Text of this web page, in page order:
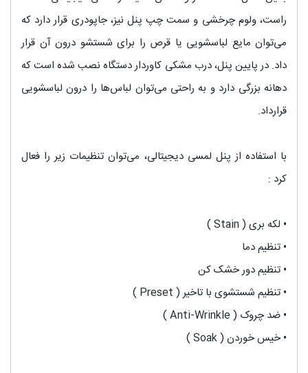
راست، ولوم چرخشی و سمت چپ پنل نیز، جاپودری قرار دارد که
می‌توان مایع لباسشویی یا قرص را برای شستشو درون آن قرار
داد. در پایین پنل، درب مشکی کاوردار دستگاه نصب شده است که
دهانه بزرگی دارد و به راحتی می‌توان لباس‌‌ها را درون لباسشویی
قرارداد.
با استفاده از پنل لمسی دیجیتالی، می‌‌توان تنظیمات زیر را فعال
کرد :
• لکه بری ( Stain )
• تنظیم دما
• تنظیم دور خشک کن
• تنظیم شستشوی با تاخیر ( Preset )
• ضد چروک ( Anti-Wrinkle )
• خیس خوردن ( Soak )